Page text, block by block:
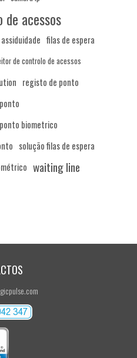
acessos
filas de espera
de controlo de acessos
registo de ponto
biometrico
solução filas de espera
waiting line